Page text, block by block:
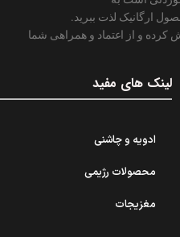
ارگانیک لذت ببرید.
کرده و از اعتماد و همراهی شما
لینک های مفید
ادویه و چاشنی
محصولات رژیمی
مغزیجات